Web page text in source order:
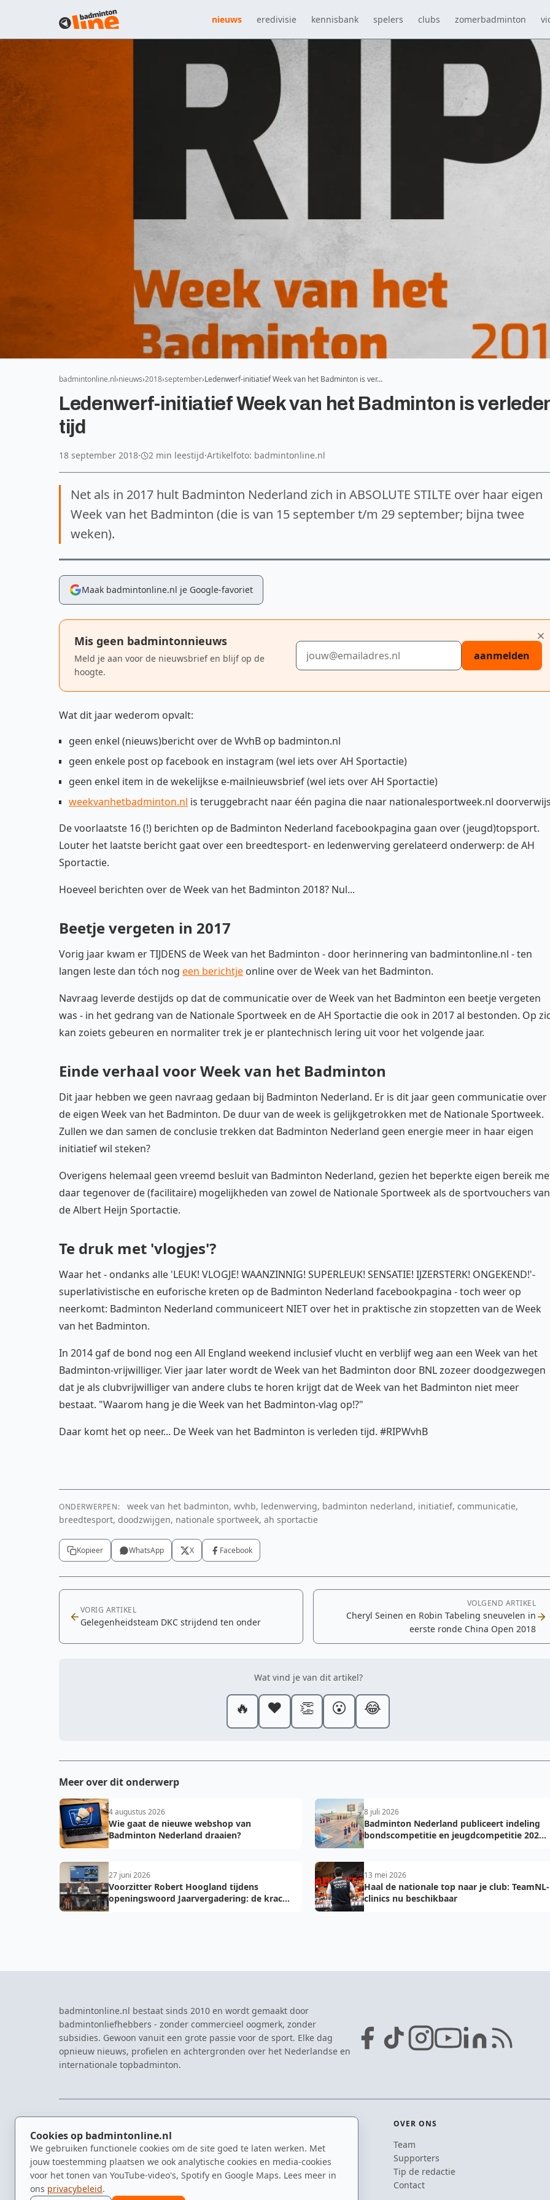
Cookies op badmintonline.nl
We gebruiken functionele cookies om de site goed te laten werken. Met
jouw toestemming plaatsen we ook analytische cookies en media-cookies
voor het tonen van YouTube-video's, Spotify en Google Maps. Lees meer in
ons privacybeleid.
nieuws eredivisie kennisbank spelers clubs zomerbadminton
badmintonline.nl nieuws 2018 september Ledenwerf-initiatief Week van het Badminton is ver…
Ledenwerf-initiatief Week van het Badminton is
tijd
18 september 2018· 2 min leestijd·Artikelfoto: badmintonline.nl
Net als in 2017 hult Badminton Nederland zich in ABSOLUTE STILTE over haar eigen
Week van het Badminton (die is van 15 september t/m 29 september; bijna twee
weken).
Maak badmintonline.nl je Google-favoriet
Mis geen badmintonnieuws
Meld je aan voor de nieuwsbrief en blijf op de
hoogte.
E-mailadres
aanmelden
Wat dit jaar wederom opvalt:
geen enkel (nieuws)bericht over de WvhB op badminton.nl
geen enkele post op facebook en instagram (wel iets over AH Sportactie)
geen enkel item in de wekelijkse e-mailnieuwsbrief (wel iets over AH Sportactie)
weekvanhetbadminton.nl is teruggebracht naar één pagina die naar nationalesportweek.nl
De voorlaatste 16 (!) berichten op de Badminton Nederland facebookpagina gaan over (jeugd)topsport.
Louter het laatste bericht gaat over een breedtesport- en ledenwerving gerelateerd onderwerp: de AH
Sportactie.
Hoeveel berichten over de Week van het Badminton 2018? Nul...
Beetje vergeten in 2017
Vorig jaar kwam er TIJDENS de Week van het Badminton - door herinnering van badmintonline.nl - ten
langen leste dan tóch nog een berichtje online over de Week van het Badminton.
Navraag leverde destijds op dat de communicatie over de Week van het Badminton een beetje vergeten
was - in het gedrang van de Nationale Sportweek en de AH Sportactie die ook in 2017 al bestonden. Op
kan zoiets gebeuren en normaliter trek je er plantechnisch lering uit voor het volgende jaar.
Einde verhaal voor Week van het Badminton
Dit jaar hebben we geen navraag gedaan bij Badminton Nederland. Er is dit jaar geen communicatie over
de eigen Week van het Badminton. De duur van de week is gelijkgetrokken met de Nationale Sportweek.
Zullen we dan samen de conclusie trekken dat Badminton Nederland geen energie meer in haar eigen
initiatief wil steken?
Overigens helemaal geen vreemd besluit van Badminton Nederland, gezien het beperkte eigen bereik
daar tegenover de (facilitaire) mogelijkheden van zowel de Nationale Sportweek als de sportvouchers van
de Albert Heijn Sportactie.
Te druk met 'vlogjes'?
Waar het - ondanks alle 'LEUK! VLOGJE! WAANZINNIG! SUPERLEUK! SENSATIE! IJZERSTERK! ONGEKEND!'-
superlativistische en euforische kreten op de Badminton Nederland facebookpagina - toch weer op
neerkomt: Badminton Nederland communiceert NIET over het in praktische zin stopzetten van de Week
van het Badminton.
In 2014 gaf de bond nog een All England weekend inclusief vlucht en verblijf weg aan een Week van het
Badminton-vrijwilliger. Vier jaar later wordt de Week van het Badminton door BNL zozeer doodgezwegen
dat je als clubvrijwilliger van andere clubs te horen krijgt dat de Week van het Badminton niet meer
bestaat. "Waarom hang je die Week van het Badminton-vlag op!?"
Daar komt het op neer... De Week van het Badminton is verleden tijd. #RIPWvhB
ONDERWERPEN:
week van het badminton, wvhb, ledenwerving, badminton nederland, initiatief, communicatie,
breedtesport, doodzwijgen, nationale sportweek, ah sportactie
Kopieer WhatsApp X Facebook
VORIG ARTIKEL
Gelegenheidsteam DKC strijdend ten onder
VOLGEND ARTIKEL
Cheryl Seinen en Robin Tabeling sneuvelen in
eerste ronde China Open 2018
Wat vind je van dit artikel?
🔥 ❤️ 👏 😮 😂
Meer over dit onderwerp
4 augustus 2026
Wie gaat de nieuwe webshop van
Badminton Nederland draaien?
8 juli 2026
Badminton Nederland publiceert indeling
bondscompetitie en jeugdcompetitie 2026-
27 juni 2026
Voorzitter Robert Hoogland tijdens
openingswoord Jaarvergadering: de kracht
13 mei 2026
Haal de nationale top naar je club: TeamNL-
clinics nu beschikbaar
badmintonline.nl bestaat sinds 2010 en wordt gemaakt door
badmintonliefhebbers - zonder commercieel oogmerk, zonder
subsidies. Gewoon vanuit een grote passie voor de sport. Elke dag
opnieuw nieuws, profielen en achtergronden over het Nederlandse en
internationale topbadminton.
Nieuws
Kennisbank
Spelers
Clubs
Eredivisie
NK Badminton
Dutch Open
Zomerbadminton
OVER ONS
Team
Supporters
Tip de redactie
Contact